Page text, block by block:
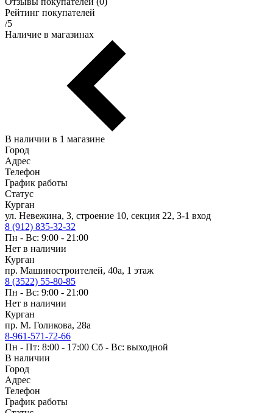
Рейтинг покупателей
/5
Наличие в магазинах
В наличии в 1 магазине
Город
Адрес
Телефон
График работы
Статус
Курган
ул. Невежина, 3, строение 10, секция 22, 3-1 вход
8 (912) 835-32-32
Пн - Вс: 9:00 - 21:00
Нет в наличии
Курган
пр. Машиностроителей, 40а, 1 этаж
8 (3522) 55-80-85
Пн - Вс: 9:00 - 21:00
Нет в наличии
Курган
пр. М. Голикова, 28а
8-961-571-72-66
Пн - Пт: 8:00 - 17:00 Сб - Вс: выходной
В наличии
Город
Адрес
Телефон
График работы